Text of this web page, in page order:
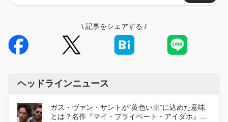
\ 記事をシェアする /
ヘッドラインニュース
ガス・ヴァン・サントが“黄色い車”に込めた意味
とは？名作『マイ・プライベート・アイダホ』が